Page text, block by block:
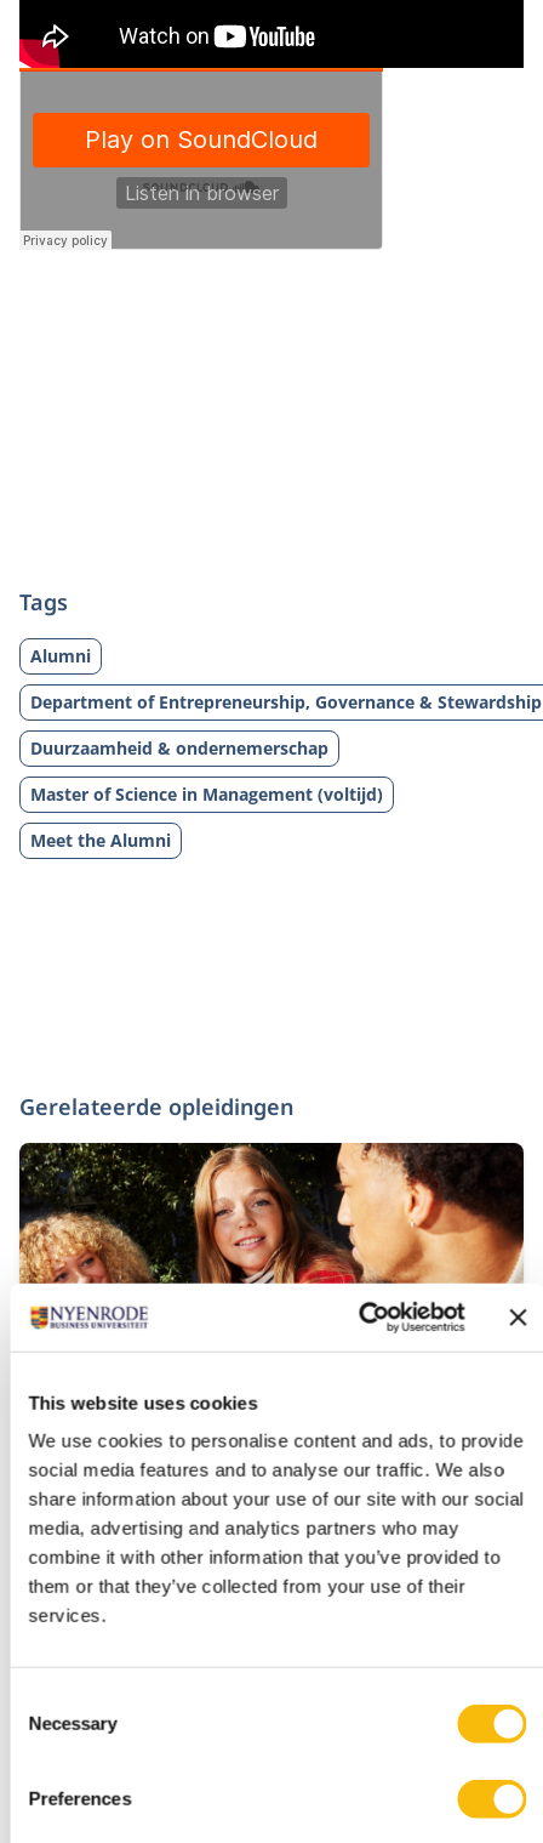
This website uses cookies
We use cookies to personalise content and ads, to provide
social media features and to analyse our traffic. We also
share information about your use of our site with our social
media, advertising and analytics partners who may
combine it with other information that you’ve provided to
them or that they’ve collected from your use of their
services.
Selection
Necessary
Preferences
Tags
Alumni
Department of Entrepreneurship, Governance & Stewardship
Duurzaamheid & ondernemerschap
Master of Science in Management (voltijd)
Meet the Alumni
Gerelateerde opleidingen
Bachelor of Science in Business
Administration
Startdatum:
Medio augustus 2027
Taal:
Engels
Locatie:
leiderschapsontwikkeling, internationale